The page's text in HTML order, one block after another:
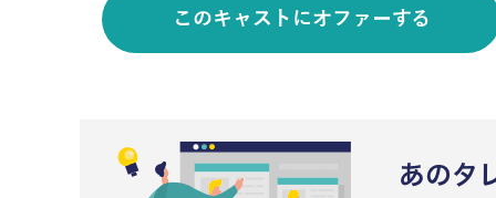
このキャストにオファーする